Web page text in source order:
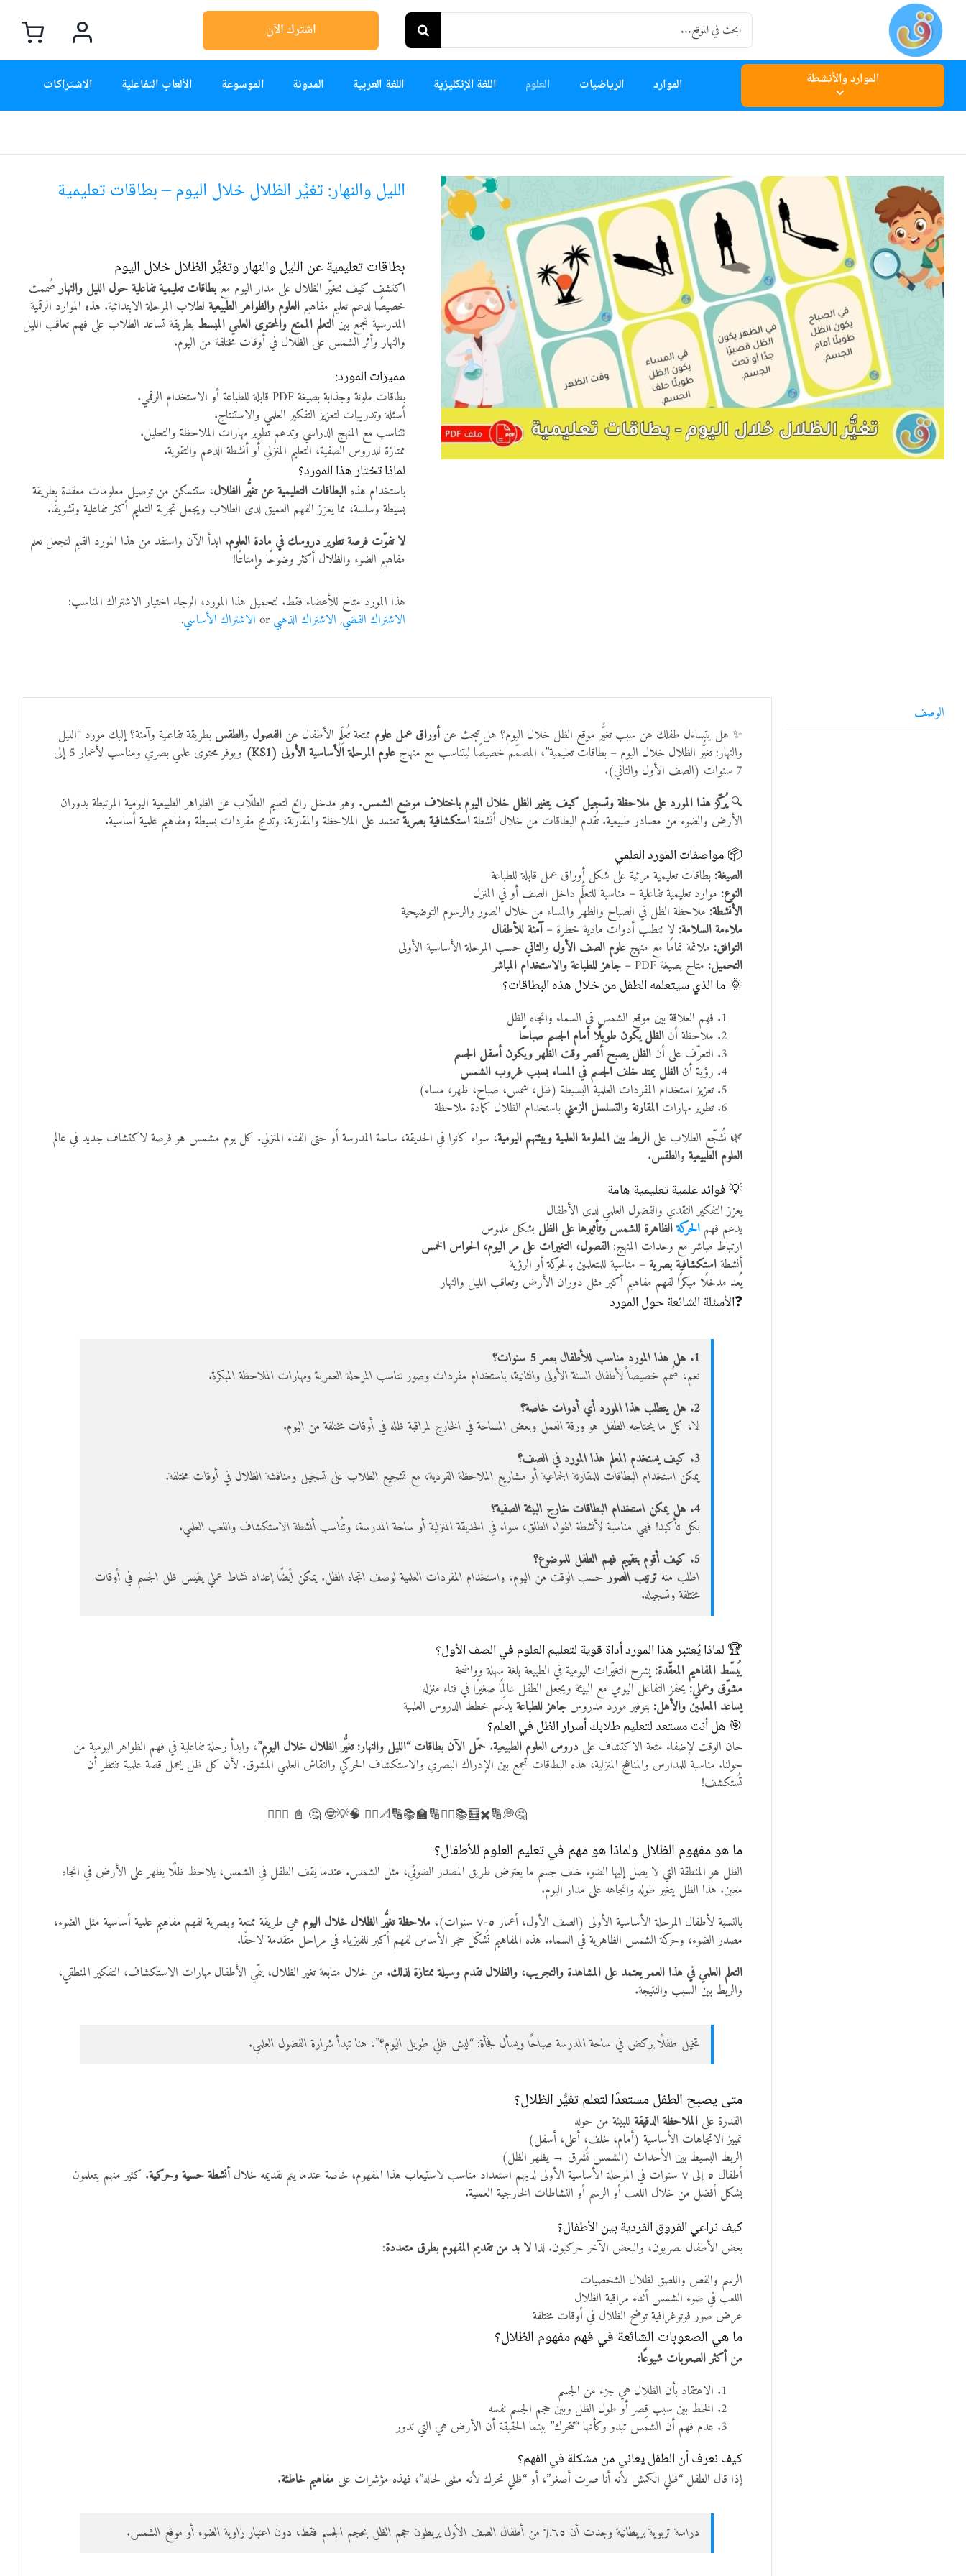
content
Search
for:
اشترك الآن
الموارد والأنشطة الموارد الرياضيات العلوم اللغة الإنكليزية اللغة العربية المدونة الموسوعة الألعاب التفاعلية الاشتراكات
الليل والنهار: تغيُّر الظلال خلال اليوم – بطاقات تعليمية
بطاقات تعليمية عن الليل والنهار وتغيُّر الظلال خلال اليوم
اكتشف كيف تتغيّر الظلال على مدار اليوم مع بطاقات تعليمية تفاعلية حول الليل والنهارصُممت
خصيصًا لدعم تعليم مفاهيم العلوم والظواهر الطبيعية لطلاب المرحلة الابتدائية. هذه الموارد الرقمية
المدرسية تجمع بين التعلم الممتع والمحتوى العلمي المبسط بطريقة تساعد الطلاب على فهم تعاقب الليل
والنهار وأثر الشمس على الظلال في أوقات مختلفة من اليوم.
مميزات المورد:
بطاقات ملونة وجذابة بصيغة PDF قابلة للطباعة أو الاستخدام الرقمي.
أسئلة وتدريبات لتعزيز التفكير العلمي والاستنتاج.
تتناسب مع المنهج الدراسي وتدعم تطوير مهارات الملاحظة والتحليل.
ممتازة للدروس الصفية، التعليم المنزلي أو أنشطة الدعم والتقوية.
لماذا تختار هذا المورد؟
باستخدام هذه البطاقات التعليمية عن تغيُّر الظلال، ستتمكن من توصيل معلومات معقدة بطريقة
بسيطة وسلسة، مما يعزز الفهم العميق لدى الطلاب ويجعل تجربة التعليم أكثر تفاعلية وتشويقًا.
لا تفوّت فرصة تطوير دروسك في مادة العلوم. ابدأ الآن واستفد من هذا المورد القيم لتجعل تعلم
مفاهيم الضوء والظلال أكثر وضوحًا وإمتاعًا!
هذا المورد متاح للأعضاء فقط. لتحميل هذا المورد، الرجاء اختيار الاشتراك المناسب:
الاشتراك الفضي, الاشتراك الذهبي الاشتراك الأساسي.
الوصف
✨ هل يتساءل طفلك عن سبب تغيُّر موقع الظل خلال اليوم؟ هل تبحث عنأوراق عمل علوم ممتعة تُعلِّم الأطفال عن الفصول والطقس بطريقة تفاعلية وآمنة؟ إليك مورد “الليل
والنهار: تغيُّر الظلال خلال اليوم – بطاقات تعليمية”، المصمّم خصيصًا ليتناسب مع منهاج علوم المرحلة الأساسية الأولى (KS1)
ويوفر محتوى علمي بصري ومناسب لأعمار 5 إلى
7 سنوات (الصف الأول والثاني).
🔍يُركّز هذا المورد على ملاحظة وتسجيل كيف يتغير الظل خلال اليوم باختلاف موضع الشمس. وهو مدخل رائع لتعليم الطلّاب عن الظواهر الطبيعية اليومية المرتبطة بدوران
الأرض والضوء من مصادر طبيعية. تُقدم البطاقات من خلال أنشطةاستكشافية بصريةتعتمد على الملاحظة والمقارنة، وتدمج مفردات بسيطة ومفاهيم علمية أساسية.
📦 مواصفات المورد العلمي
الصيغة: بطاقات تعليمية مرئية على شكل أوراق عمل قابلة للطباعة
النوع: موارد تعليمية تفاعلية – مناسبة للتعلُّم داخل الصف أو في المنزل
الأنشطة: ملاحظة الظل في الصباح والظهر والمساء من خلال الصور والرسوم التوضيحية
ملاءمة السلامة: لا تتطلب أدوات مادية خطرة –آمنة للأطفال
التوافق: ملائمة تمامًا مع منهج علوم الصف الأول والثاني حسب المرحلة الأساسية الأولى
التحميل: متاح بصيغة PDF – جاهز للطباعة والاستخدام المباشر
🌞 ما الذي سيتعلمه الطفل من خلال هذه البطاقات؟
فهم العلاقة بين موقع الشمس في السماء واتجاه الظل
ملاحظة أن الظل يكون طويلًا أمام الجسم صباحًا
التعرّف على أن الظل يصبح أقصر وقت الظهر ويكون أسفل الجسم
رؤية أن الظل يمتد خلف الجسم في المساء بسبب غروب الشمس
تعزيز استخدام المفردات العلمية البسيطة (ظل، شمس، صباح، ظهر، مساء)
تطوير مهارات المقارنة والتسلسل الزمني باستخدام الظلال كمادة ملاحظة
🌿 نُشجّع الطلاب على الربط بين المعلومة العلمية وبيئتهم اليومية، سواء كانوا في الحديقة، ساحة المدرسة أو حتى الفناء المنزلي. كل يوم مشمس هو فرصة لاكتشاف جديد في عالم
العلوم الطبيعية والطقس.
💡 فوائد علمية تعليمية هامة
يعزز التفكير النقدي والفضول العلمي لدى الأطفال
يدعم فهم الحركةالظاهرة للشمس وتأثيرها على الظل بشكل ملموس
ارتباط مباشر مع وحدات المنهج: الفصول، التغيرات على مر اليوم، الحواس الخمس
أنشطةاستكشافية بصرية– مناسبة للمتعلمين بالحركة أو الرؤية
يُعد مدخلًا مبكرًا لفهم مفاهيم أكبر مثل دوران الأرض وتعاقب الليل والنهار
❓الأسئلة الشائعة حول المورد
1. هل هذا المورد مناسب للأطفال بعمر 5 سنوات؟
نعم، صُمم خصيصاً لأطفال السنة الأولى والثانية، باستخدام مفردات وصور تناسب المرحلة العمرية ومهارات الملاحظة المبكرة.
2. هل يتطلب هذا المورد أي أدوات خاصة؟
لا، كل ما يحتاجه الطفل هو ورقة العمل وبعض المساحة في الخارج لمراقبة ظله في أوقات مختلفة من اليوم.
3. كيف يستخدم المعلم هذا المورد في الصف؟
يمكن استخدام البطاقات للمقارنة الجماعية أو مشاريع الملاحظة الفردية، مع تشجيع الطلاب على تسجيل ومناقشة الظلال في أوقات مختلفة.
4. هل يمكن استخدام البطاقات خارج البيئة الصفية؟
بكل تأكيد! فهي مناسبة لأنشطة الهواء الطلق، سواء في الحديقة المنزلية أو ساحة المدرسة، وتُناسب أنشطة الاستكشاف واللعب العلمي.
5. كيف أقوم بتقييم فهم الطفل للموضوع؟
اطلب منه ترتيب الصورحسب الوقت من اليوم، واستخدام المفردات العلمية لوصف اتجاه الظل. يمكن أيضًا إعداد نشاط عملي يقيس ظل الجسم في أوقات
مختلفة وتسجيله.
🏆 لماذا يُعتبر هذا المورد أداة قوية لتعليم العلوم في الصف الأول؟
يُبسّط المفاهيم المعقّدة:يشرح التغيّرات اليومية في الطبيعة بلغة سهلة وواضحة
مشوّق وعملي:يحفز التفاعل اليومي مع البيئة ويجعل الطفل عالِمًا صغيرًا في فناء منزله
يساعد المعلمين والأهل: بتوفير مورد مدروس جاهز للطباعة يدعم خطط الدروس العلمية
🎯 هل أنت مستعد لتعليم طلابك أسرار الظل في العلم؟
حان الوقت لإضفاء متعة الاكتشاف على دروس العلوم الطبيعية. حمّل الآن بطاقات “الليل والنهار: تغيُّر الظلال خلال اليوم”، وابدأ رحلة تفاعلية في فهم الظواهر اليومية من
حولنا. مناسبة للمدارس والمناهج المنزلية، هذه البطاقات تجمع بين الإدراك البصري والاستكشاف الحركي والنقاش العلمي المُشوق. لأن كل ظل يحمل قصة علمية تنتظر أن
تُستكشف!
🤔💭🔢✖️🧮📚➕➗🔢🏫📚🔢📐✍🏻 🧠💡🤓 🤔 📓 ✍🏻🧮
ما هو مفهوم الظلال ولماذا هو مهم في تعليم العلوم للأطفال؟
الظل هو المنطقة التي لا يصل إليها الضوء خلف جسم ما يعترض طريق المصدر الضوئي، مثل الشمس. عندما يقف الطفل في الشمس، يلاحظ ظلًا يظهر على الأرض في اتجاه
معين. هذا الظل يتغير طوله واتجاهه على مدار اليوم.
بالنسبة لأطفال المرحلة الأساسية الأولى (الصف الأول، أعمار ٥-٧ سنوات)،
ملاحظة تغيُّر الظلال خلال اليوم هي طريقة ممتعة وبصرية لفهم مفاهيم علمية أساسية مثل الضوء،
مصدر الضوء، وحركة الشمس الظاهرية في السماء. هذه المفاهيم تُشكّل حجر الأساس لفهم أكبر للفيزياء في مراحل متقدمة لاحقًا.
التعلم العلمي في هذا العمر يعتمد على المشاهدة والتجريب، والظلال تقدم وسيلة ممتازة لذلك. من خلال متابعة تغير الظلال، ينمّي الأطفال مهارات الاستكشاف، التفكير المنطقي،
والربط بين السبب والنتيجة.
تخيل طفلًا يركض في ساحة المدرسة صباحًا ويسأل فجأة: “ليش ظلي طويل اليوم؟”، هنا تبدأ شرارة الفضول العلمي.
متى يصبح الطفل مستعدًا لتعلم تغيُّر الظلال؟
القدرة على الملاحظة الدقيقة للبيئة من حوله
تمييز الاتجاهات الأساسية (أمام، خلف، أعلى، أسفل)
الربط البسيط بين الأحداث (الشمس تُشرق → يظهر الظل)
أطفال ٥ إلى ٧ سنوات في المرحلة الأساسية الأولى لديهم استعداد مناسب لاستيعاب هذا المفهوم، خاصة عندما يتم تقديمه خلال
أنشطة حسية وحركية. كثير منهم يتعلمون
بشكل أفضل من خلال اللعب أو الرسم أو النشاطات الخارجية العملية.
كيف نراعي الفروق الفردية بين الأطفال؟
بعض الأطفال بصريون، والبعض الآخر حركيون. لذا لا بد من تقديم المفهوم بطرق متعددة:
الرسم والقص واللصق لظلال الشخصيات
اللعب في ضوء الشمس أثناء مراقبة الظلال
عرض صور فوتوغرافية توضح الظلال في أوقات مختلفة
ما هي الصعوبات الشائعة في فهم مفهوم الظلال؟
من أكثر الصعوبات شيوعًا:
الاعتقاد بأن الظلال هي جزء من الجسم
الخلط بين سبب قِصر أو طول الظل وبين حجم الجسم نفسه
عدم فهم أن الشمس تبدو وكأنها “تتحرك” بينما الحقيقة أن الأرض هي التي تدور
كيف نعرف أن الطفل يعاني من مشكلة في الفهم؟
إذا قال الطفل “ظلي انكمش لأنه أنا صرت أصغر”، أو “ظلي تحرك لأنه مشى لحاله”، فهذه مؤشرات على مفاهيم خاطئة.
دراسة تربوية بريطانية وجدت أن ٦٥٪ من أطفال الصف الأول يربطون حجم الظل بحجم الجسم فقط، دون اعتبار زاوية الضوء أو موقع الشمس.